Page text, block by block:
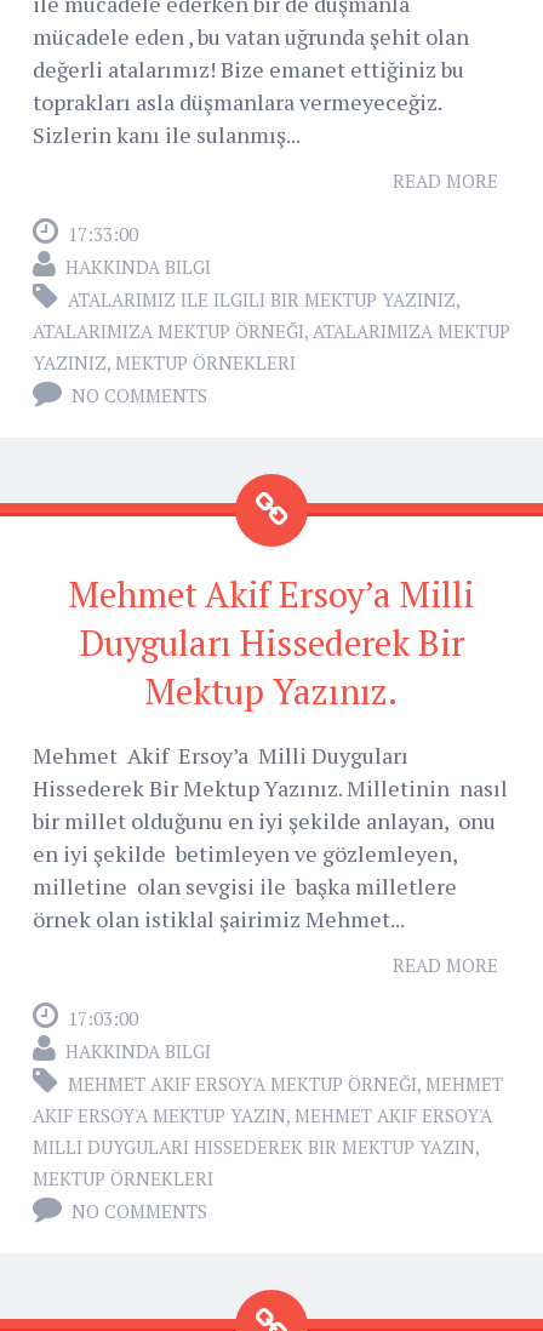
mücadele eden , bu vatan uğrunda şehit olan
değerli atalarımız! Bize emanet ettiğiniz bu
toprakları asla düşmanlara vermeyeceğiz.
Sizlerin kanı ile sulanmış...
READ MORE
17:33:00
HAKKINDA BILGI
ATALARIMIZ ILE ILGILI BIR MEKTUP YAZINIZ,
ATALARIMIZA MEKTUP ÖRNEĞI, ATALARIMIZA MEKTUP
YAZINIZ, MEKTUP ÖRNEKLERI
NO COMMENTS
Mehmet Akif Ersoy’a Milli
Duyguları Hissederek Bir
Mektup Yazınız.
Mehmet Akif Ersoy’a Milli Duyguları
Hissederek Bir Mektup Yazınız. Milletinin nasıl
bir millet olduğunu en iyi şekilde anlayan, onu
en iyi şekilde betimleyen ve gözlemleyen,
milletine olan sevgisi ile başka milletlere
örnek olan istiklal şairimiz Mehmet...
READ MORE
17:03:00
HAKKINDA BILGI
MEHMET AKIF ERSOY'A MEKTUP ÖRNEĞI, MEHMET
AKIF ERSOY'A MEKTUP YAZIN, MEHMET AKIF ERSOY'A
MILLI DUYGULARI HISSEDEREK BIR MEKTUP YAZIN,
MEKTUP ÖRNEKLERI
NO COMMENTS